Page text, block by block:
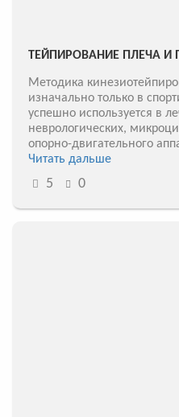
ТЕЙПИРОВАНИЕ ПЛЕЧА И
Методика
изначально только в
успешно используется в
неврологических,
опорно-двигательного
Читать дальше
5 0